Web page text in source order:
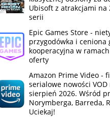
Ubisoft z atrakcjami na
serii
Epic Games Store -
przygodówka i ceniona
kooperacyjna w
oferty
Amazon Prime Video -
serialowe nowości VOD
sierpień 2026. Wśród
Norymberga, Barreda,
Uciekaj!